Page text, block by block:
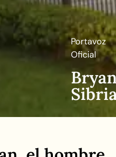
Portavoz
Oficial